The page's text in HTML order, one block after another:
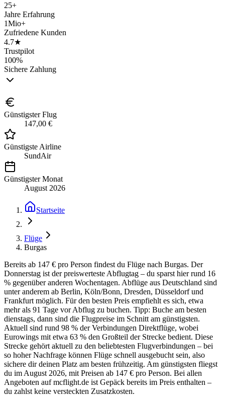
25+
Jahre Erfahrung
1Mio+
Zufriedene Kunden
4.7★
Trustpilot
100%
Sichere Zahlung
Günstigster Flug
147,00 €
Günstigste Airline
SundAir
Günstigster Monat
August 2026
Startseite
Flüge
Burgas
Bereits ab 147 € pro Person findest du Flüge nach Burgas. Der
Donnerstag ist der preiswerteste Abflugtag – du sparst hier rund 16
% gegenüber anderen Wochentagen. Abflüge aus Deutschland sind
unter anderem ab Berlin, Köln/Bonn, Dresden, Düsseldorf und
Frankfurt möglich. Für den besten Preis empfiehlt es sich, etwa
mehr als 91 Tage vor Abflug zu buchen. Tipp: Buche am besten
dienstags, dann sind die Flugpreise im Schnitt am günstigsten.
Aktuell sind rund 98 % der Verbindungen Direktflüge, wobei
Eurowings mit etwa 63 % den Großteil der Strecke bedient. Diese
Strecke gehört aktuell zu den beliebtesten Flugverbindungen – bei
so hoher Nachfrage können Flüge schnell ausgebucht sein, also
sichere dir deinen Platz am besten frühzeitig. Am günstigsten fliegst
du im August 2026, mit Preisen ab 147 € pro Person. Bei allen
Angeboten auf mcflight.de ist Gepäck bereits im Preis enthalten –
du zahlst keine versteckten Zusatzkosten.